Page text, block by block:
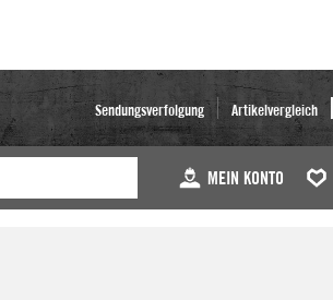
Sendungsverfolgung Artikelvergleich
MEIN KONTO